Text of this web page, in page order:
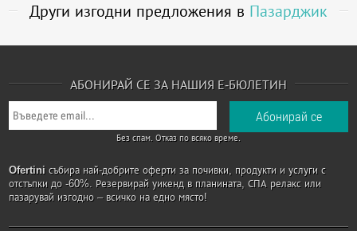
Други изгодни предложения в Пазарджик
АБОНИРАЙ СЕ ЗА НАШИЯ Е-БЮЛЕТИН
Без спам. Отказ по всяко време.
Ofertini събира най-добрите оферти за почивки, продукти и услуги с
отстъпки до -60%. Резервирай уикенд в планината, СПА релакс или
пазарувай изгодно – всичко на едно място!